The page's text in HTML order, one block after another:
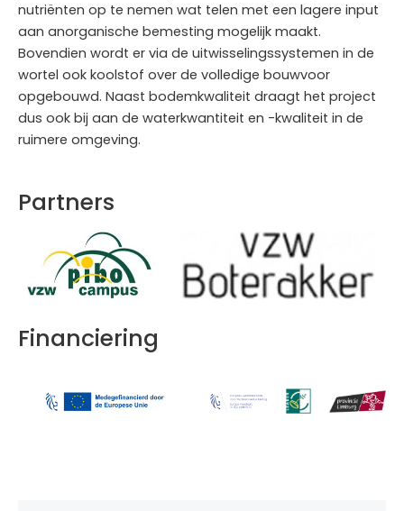
nutriënten op te nemen wat telen met een lagere input
aan anorganische bemesting mogelijk maakt.
Bovendien wordt er via de uitwisselingssystemen in de
wortel ook koolstof over de volledige bouwvoor
opgebouwd. Naast bodemkwaliteit draagt het project
dus ook bij aan de waterkwantiteit en -kwaliteit in de
ruimere omgeving.
Partners
Financiering